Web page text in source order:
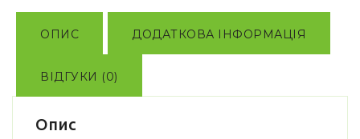
ОПИС ДОДАТКОВА ІНФОРМАЦІЯ
ВІДГУКИ (0)
Опис